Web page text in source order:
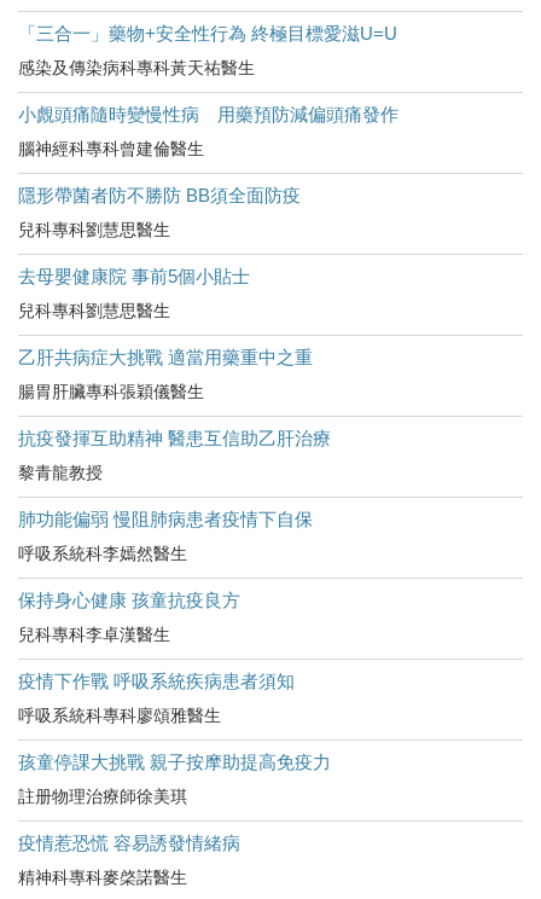
「三合一」藥物+安全性行為 終極目標愛滋U=U
感染及傳染病科專科黃天祐醫生
小覤頭痛隨時變慢性病 用藥預防減偏頭痛發作
腦神經科專科曾建倫醫生
隱形帶菌者防不勝防 BB須全面防疫
兒科專科劉慧思醫生
去母嬰健康院 事前5個小貼士
兒科專科劉慧思醫生
乙肝共病症大挑戰 適當用藥重中之重
腸胃肝臟專科張穎儀醫生
抗疫發揮互助精神 醫患互信助乙肝治療
黎青龍教授
肺功能偏弱 慢阻肺病患者疫情下自保
呼吸系統科李嫣然醫生
保持身心健康 孩童抗疫良方
兒科專科李卓漢醫生
疫情下作戰 呼吸系統疾病患者須知
呼吸系統科專科廖頌雅醫生
孩童停課大挑戰 親子按摩助提高免疫力
註册物理治療師徐美琪
疫情惹恐慌 容易誘發情緒病
精神科專科麥棨諾醫生